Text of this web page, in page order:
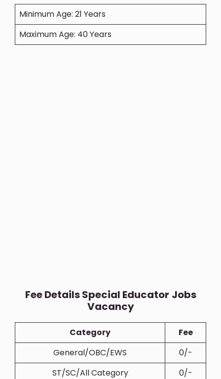
Minimum Age: 21 Years
Maximum Age: 40 Years
Fee DetailsSpecial Educator Jobs
Vacancy
Category
Fee
General/OBC/EWS
0/-
ST/SC/All Category
0/-